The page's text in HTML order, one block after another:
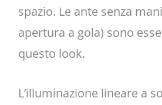
spazio. Le ante senza
apertura a gola) sono
questo look.
L’illuminazione lineare a